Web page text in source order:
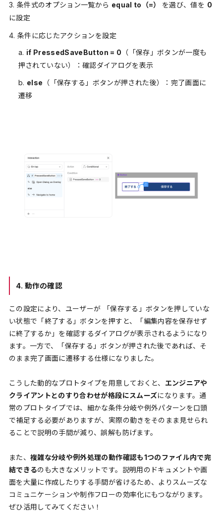
条件式のオプション一覧から equal to（=） を選び、値を 0
に設定
条件に応じたアクションを設定
if PressedSaveButton = 0 （「保存」ボタンが一度も
押されていない）：確認ダイアログを表示
else （「保存する」ボタンが押された後）：完了画面に
遷移
4. 動作の確認
この設定により、ユーザーが 「保存する」ボタンを押していな
い状態で「終了する」ボタンを押すと、「編集内容を保存せず
に終了するか」を確認するダイアログが表示されるようになり
ます。一方で、「保存する」ボタンが押された後であれば、そ
のまま完了画面に遷移する仕様になりました。
こうした動的なプロトタイプを用意しておくと、 エンジニアや
クライアントとのすり合わせが格段にスムーズになります。通
常のプロトタイプでは、細かな条件分岐や例外パターンを口頭
で補足する必要がありますが、実際の動きをそのまま見せられ
ることで説明の手間が減り、誤解も防げます。
また、 複雑な分岐や例外処理の動作確認も1つのファイル内で完
結できるのも大きなメリットです。説明用のドキュメントや画
面を大量に作成したりする手間が省けるため、よりスムーズな
コミュニケーションや制作フローの効率化にもつながります。
ぜひ活用してみてください！